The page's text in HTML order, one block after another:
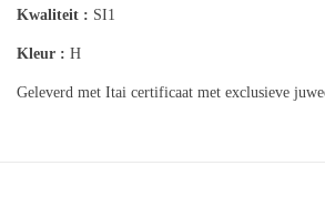
Kwaliteit : SI1
Kleur : H
Geleverd met Itai certificaat met exclusieve